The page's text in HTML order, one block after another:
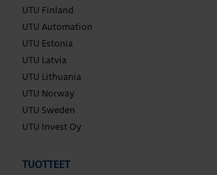
UTU Finland
UTU Automation
UTU Estonia
UTU Latvia
UTU Lithuania
UTU Norway
UTU Sweden
UTU Invest Oy
TUOTTEET